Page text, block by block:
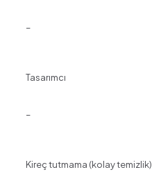
–
Tasarımcı
–
Kireç tutmama (kolay temizlik)